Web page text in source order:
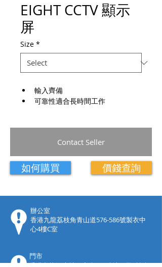
EIGHT CCTV 顯示
屏
Size *
輸入齊備
可靠性適合長時間工作
Contact Seller
如何購買 價錢查詢
​辦公室
香港九龍荔枝角青山道576-586號製衣中
心4樓C室
門市